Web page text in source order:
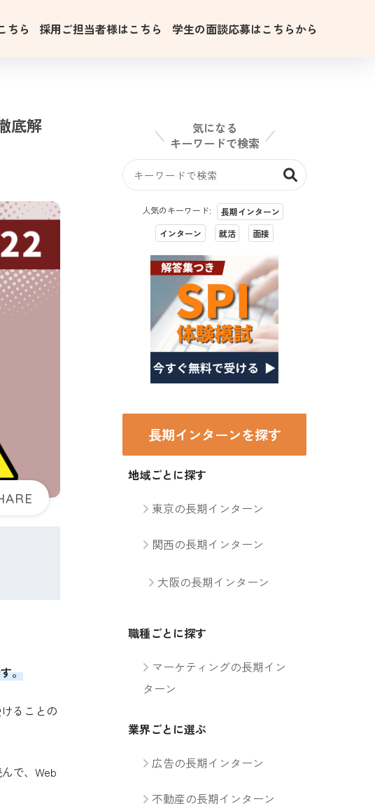
ちら 採用ご担当者様はこちら 学生の面談応募はこちらから
底解
。
ることの
で、Web
気になる
キーワードで検索
人気のキーワード:
長期インターン
インターン
就活 面接
長期インターンを探す
地域ごとに探す
東京の長期インターン
関西の長期インターン
大阪の長期インターン
職種ごとに探す
マーケティングの長期イン
ターン
業界ごとに選ぶ
広告の長期インターン
不動産の長期インターン